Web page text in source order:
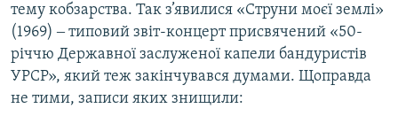
тему кобзарства. Так з’явилися «Струни моєї землі»
(1969) ‒ типовий звіт-концерт присвячений «50-
річчю Державної заслуженої капели бандуристів
УРСР», який теж закінчувався думами. Щоправда
не тими, записи яких знищили: